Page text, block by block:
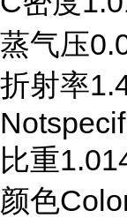
蒸气压
折射率
比重
颜色